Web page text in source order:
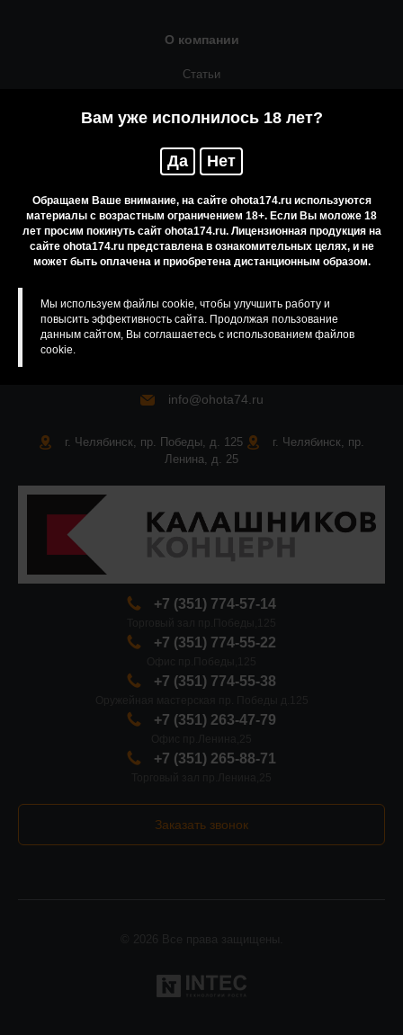
Вам уже исполнилось 18 лет?
Да Нет
Обращаем Ваше внимание, на сайте ohota174.ru используются
материалы с возрастным ограничением 18+. Если Вы моложе 18
лет просим покинуть сайт ohota174.ru. Лицензионная продукция на
сайте ohota174.ru представлена в ознакомительных целях, и не
может быть оплачена и приобретена дистанционным образом.
Мы используем файлы cookie, чтобы улучшить работу и
повысить эффективность сайта. Продолжая пользование
данным сайтом, Вы соглашаетесь с использованием файлов
cookie.
О компании
Статьи
Резервирование
Приобретение лицензионных товаров
Бренды
Карта сайта
info@ohota74.ru
г. Челябинск, пр. Победы, д. 125
г. Челябинск, пр.
Ленина, д. 25
+7 (351) 774-57-14
+7 (351) 774-55-22
+7 (351) 774-55-38
+7 (351) 263-47-79
+7 (351) 265-88-71
Заказать звонок
© 2026 Все права защищены.